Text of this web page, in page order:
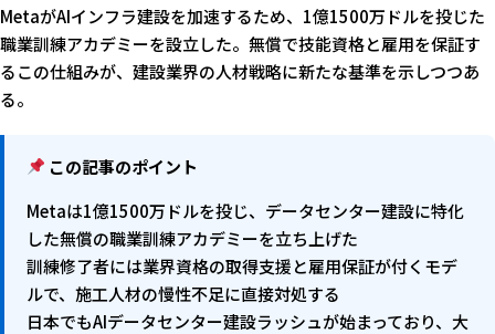
MetaがAIインフラ建設を加速するため、1億1500万ドルを投じた
職業訓練アカデミーを設立した。無償で技能資格と雇用を保証す
るこの仕組みが、建設業界の人材戦略に新たな基準を示しつつあ
る。
この記事のポイント
Metaは1億1500万ドルを投じ、データセンター建設に特化
した無償の職業訓練アカデミーを立ち上げた
訓練修了者には業界資格の取得支援と雇用保証が付くモデ
ルで、施工人材の慢性不足に直接対処する
日本でもAIデータセンター建設ラッシュが始まっており、大